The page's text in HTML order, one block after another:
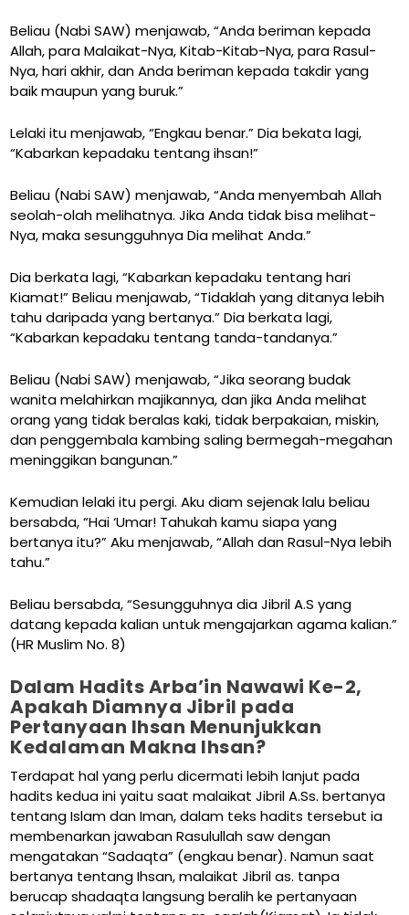
Beliau (Nabi SAW) menjawab, “Anda beriman kepada
Allah, para Malaikat-Nya, Kitab-Kitab-Nya, para Rasul-
Nya, hari akhir, dan Anda beriman kepada takdir yang
baik maupun yang buruk.”
Lelaki itu menjawab, “Engkau benar.” Dia bekata lagi,
“Kabarkan kepadaku tentang ihsan!”
Beliau (Nabi SAW) menjawab, “Anda menyembah Allah
seolah-olah melihatnya. Jika Anda tidak bisa melihat-
Nya, maka sesungguhnya Dia melihat Anda.”
Dia berkata lagi, “Kabarkan kepadaku tentang hari
Kiamat!” Beliau menjawab, “Tidaklah yang ditanya lebih
tahu daripada yang bertanya.” Dia berkata lagi,
“Kabarkan kepadaku tentang tanda-tandanya.”
Beliau (Nabi SAW) menjawab, “Jika seorang budak
wanita melahirkan majikannya, dan jika Anda melihat
orang yang tidak beralas kaki, tidak berpakaian, miskin,
dan penggembala kambing saling bermegah-megahan
meninggikan bangunan.”
Kemudian lelaki itu pergi. Aku diam sejenak lalu beliau
bersabda, “Hai ‘Umar! Tahukah kamu siapa yang
bertanya itu?” Aku menjawab, “Allah dan Rasul-Nya lebih
tahu.”
Beliau bersabda, “Sesungguhnya dia Jibril A.S yang
datang kepada kalian untuk mengajarkan agama kalian.”
(HR Muslim No. 8)
Dalam Hadits Arba’in Nawawi Ke-2,
Apakah Diamnya Jibril pada
Pertanyaan Ihsan Menunjukkan
Kedalaman Makna Ihsan?
Terdapat hal yang perlu dicermati lebih lanjut pada
hadits kedua ini yaitu saat malaikat Jibril A.Ss. bertanya
tentang Islam dan Iman, dalam teks hadits tersebut ia
membenarkan jawaban Rasulullah saw dengan
mengatakan “Sadaqta” (engkau benar). Namun saat
bertanya tentang Ihsan, malaikat Jibril as. tanpa
berucap shadaqta langsung beralih ke pertanyaan